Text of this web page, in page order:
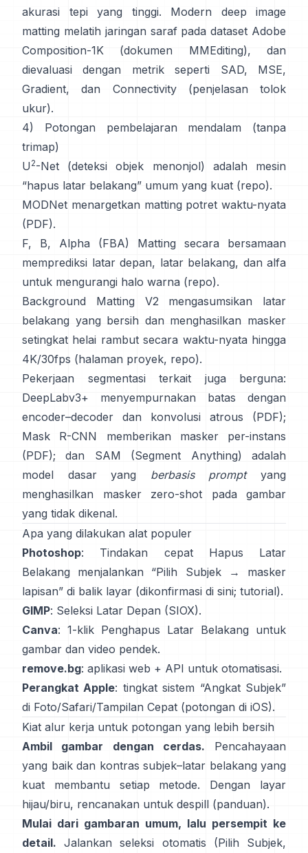
akurasi tepi yang tinggi. Modern
deep image
matting melatih jaringan saraf pada dataset Adobe
Composition-1K (dokumen MMEditing), dan
dievaluasi dengan metrik seperti
SAD, MSE,
Gradient, dan Connectivity (penjelasan tolok
ukur).
4) Potongan pembelajaran mendalam (tanpa
trimap)
U 2-Net (deteksi objek menonjol) adalah mesin
“hapus latar belakang” umum yang kuat (repo).
MODNet menargetkan matting potret waktu-nyata
(PDF).
F, B, Alpha (FBA) Matting secara bersamaan
memprediksi latar depan, latar belakang, dan alfa
untuk mengurangi halo warna (repo).
Background Matting V2 mengasumsikan latar
belakang yang bersih dan menghasilkan masker
setingkat helai rambut secara waktu-nyata hingga
4K/30fps (halaman proyek, repo).
Pekerjaan segmentasi terkait juga berguna:
DeepLabv3+ menyempurnakan batas dengan
encoder–decoder dan konvolusi atrous
(PDF);
Mask R-CNN
memberikan masker per-instans
(PDF); dan SAM (Segment Anything) adalah
model dasar yang
berbasis promptyang
menghasilkan masker zero-shot pada gambar
yang tidak dikenal.
Apa yang dilakukan alat populer
Photoshop: Tindakan cepat Hapus Latar
Belakang menjalankan “Pilih Subjek → masker
lapisan” di balik layar (dikonfirmasi di sini; tutorial).
GIMP: Seleksi Latar Depan (SIOX).
Canva: 1-klik Penghapus Latar Belakang untuk
gambar dan video pendek.
remove.bg: aplikasi web + API untuk otomatisasi.
Perangkat Apple: tingkat sistem “Angkat Subjek”
di Foto/Safari/Tampilan Cepat (potongan di iOS).
Kiat alur kerja untuk potongan yang lebih bersih
Ambil gambar dengan cerdas. Pencahayaan
yang baik dan kontras subjek–latar belakang yang
kuat membantu setiap metode. Dengan layar
hijau/biru, rencanakan untuk despill (panduan).
Mulai dari gambaran umum, lalu persempit ke
detail. Jalankan seleksi otomatis (Pilih Subjek,